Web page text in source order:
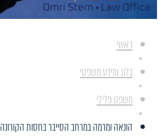
ראשי
בלוג ומידע משפטי
משפט פלילי
הונאה ומרמה במרחב הסייבר בחסות הקורונה